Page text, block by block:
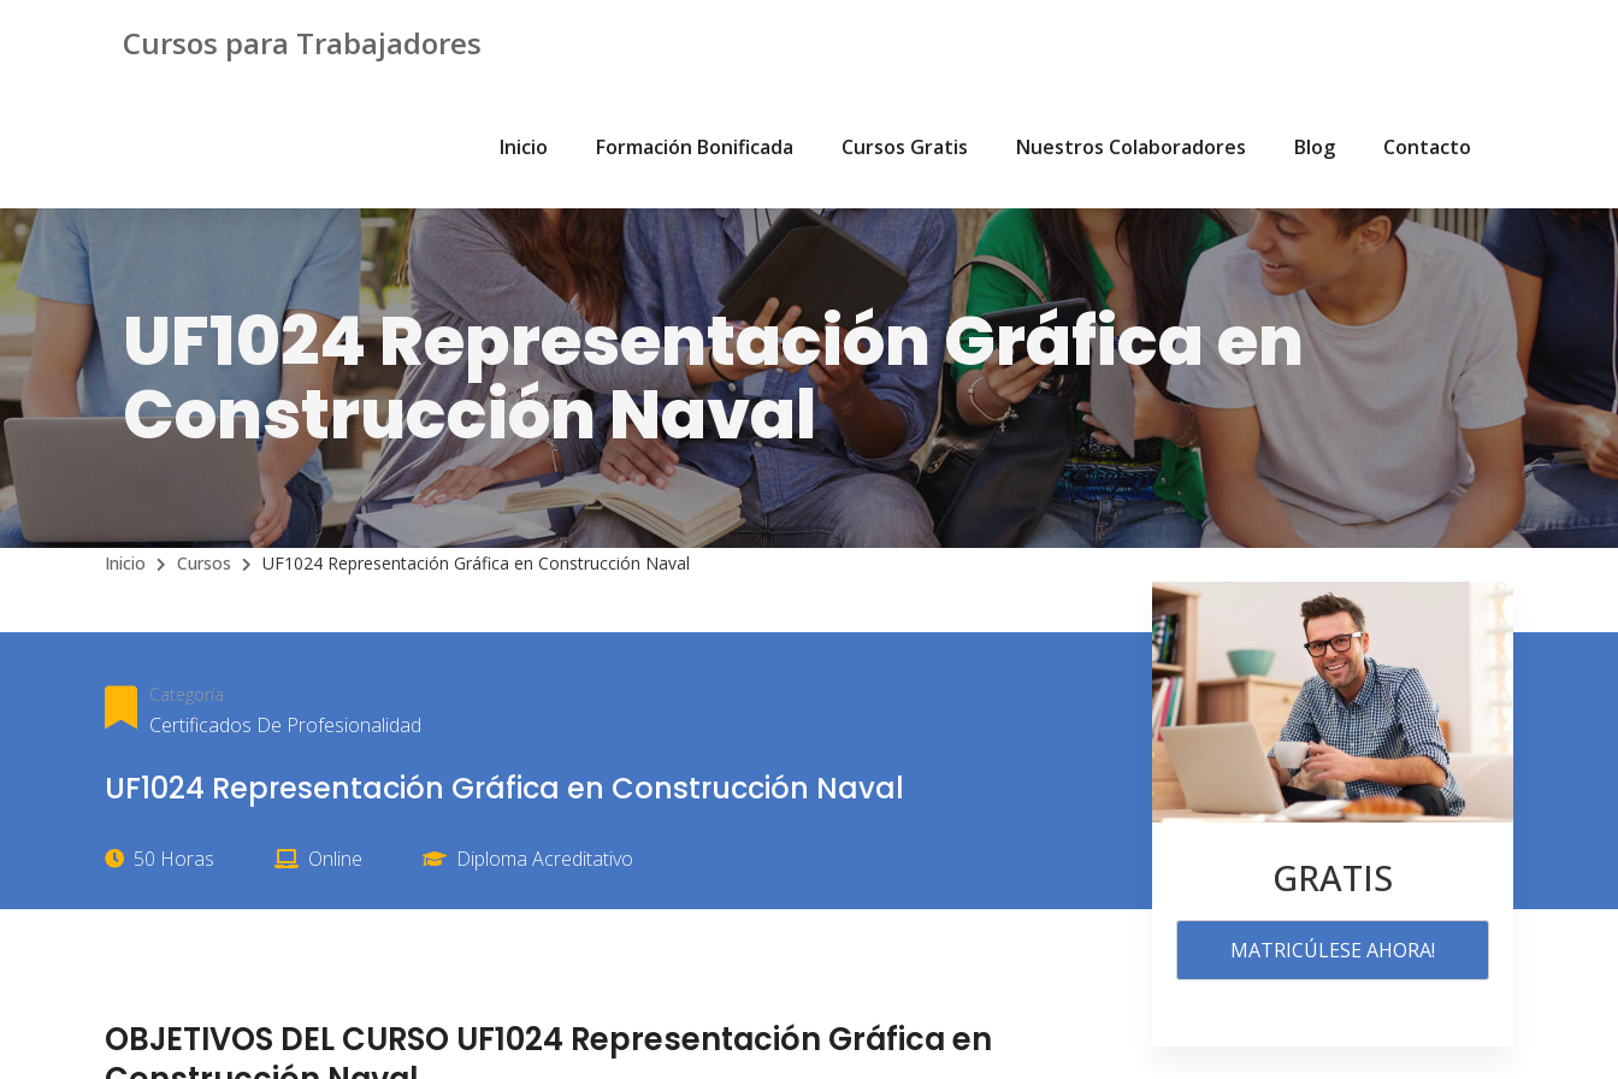
Cursos para Trabajadores
Inicio Formación Bonificada Cursos Gratis Nuestros Colaboradores Blog Contacto
UF1024 Representación Gráfica en
Construcción Naval
Inicio Cursos UF1024 Representación Gráfica en Construcción Naval
Categoría
Certificados De Profesionalidad
UF1024 Representación Gráfica en Construcción Naval
50 Horas Online Diploma Acreditativo
OBJETIVOS DEL CURSO UF1024 Representación Gráfica en
GRATIS
MATRICÚLESE AHORA!